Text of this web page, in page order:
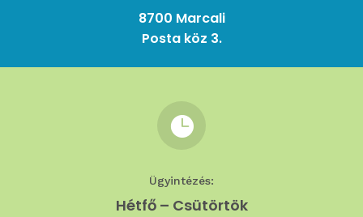
8700 Marcali
Posta köz 3.

Ügyintézés:
Hétfő – Csütörtök